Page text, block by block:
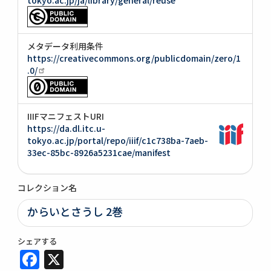
メタデータ利用条件
https://creativecommons.org/publicdomain/zero/1
.0/
IIIFマニフェストURI
https://da.dl.itc.u-
tokyo.ac.jp/portal/repo/iiif/c1c738ba-7aeb-
33ec-85bc-8926a5231cae/manifest
コレクション名
からいとさうし 2巻
シェアする
Facebook